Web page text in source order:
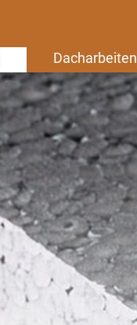
Dacharbeiten